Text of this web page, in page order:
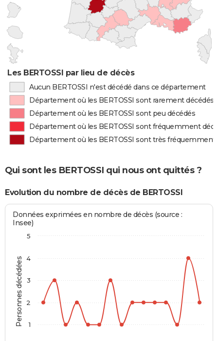
Les BERTOSSI par lieu de décès
Aucun BERTOSSI n'est décédé dans ce département
Département où les BERTOSSI sont rarement décédés
Département où les BERTOSSI sont peu décédés
Département où les BERTOSSI sont fréquemment
Département où les BERTOSSI sont très fréquemment
Qui sont les BERTOSSI qui nous ont quittés ?
Evolution du nombre de décès de BERTOSSI
Personnes décédées
Données exprimées en nombre de décès (source :
Insee)
1
2
3
4
5